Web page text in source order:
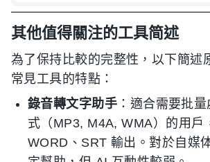
其他值得關注的工具简述
為了保持比較的完整性，以下簡述
常見工具的特點：
錄音轉文字助手 ：適合需要批
式（MP3, M4A, WMA）的用戶
WORD、SRT 輸出。對於自媒